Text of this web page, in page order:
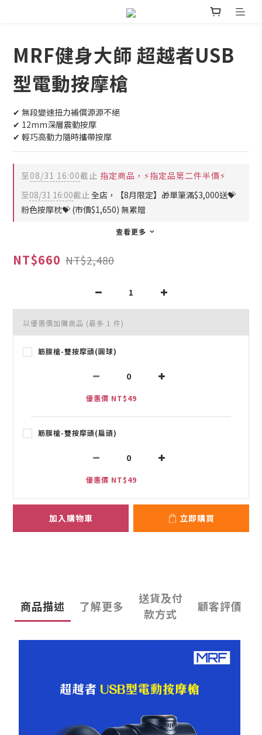
MRF健身大師 超越者USB
型電動按摩槍
✔︎ 無段變速扭力補償源源不絕
✔︎ 12mm深層震動按摩
✔︎ 輕巧高動力隨時攜帶按摩
至08/31 16:00截止 指定商品，⚡指定品第二件半價⚡
至08/31 16:00截止全店，【8月限定】🎁單筆滿$3,000送💝
粉色按摩枕💝 (市價$1,650) 無累贈
查看更多
NT$660 NT$2,480
以優惠價加購商品 (最多 1 件)
筋膜槍-雙按摩頭(圓球)
優惠價 NT$49
筋膜槍-雙按摩頭(扁頭)
優惠價 NT$49
加入購物車 立即購買
商品描述 了解更多
送貨及付
款方式
顧客評價